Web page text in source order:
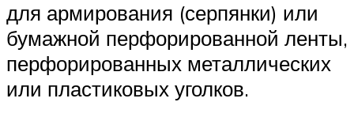
для армирования (серпянки) или
бумажной перфорированной ленты,
перфорированных металлических
или пластиковых уголков.